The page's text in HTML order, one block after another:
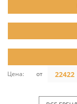
Цена: от